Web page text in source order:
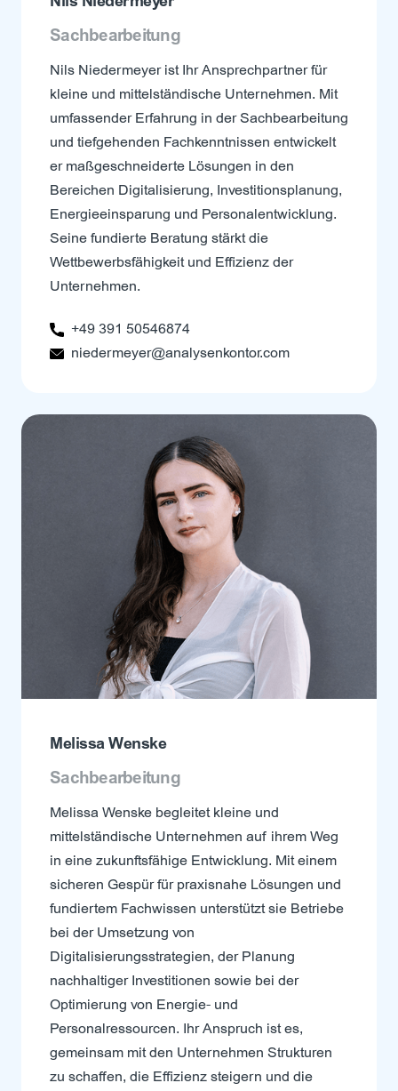
Sachbearbeitung
Nils Niedermeyer ist Ihr Ansprechpartner für
kleine und mittelständische Unternehmen. Mit
umfassender Erfahrung in der Sachbearbeitung
und tiefgehenden Fachkenntnissen entwickelt
er maßgeschneiderte Lösungen in den
Bereichen Digitalisierung, Investitionsplanung,
Energieeinsparung und Personalentwicklung.
Seine fundierte Beratung stärkt die
Wettbewerbsfähigkeit und Effizienz der
Unternehmen.
+49 391 50546874
niedermeyer@analysenkontor.com
Melissa Wenske
Sachbearbeitung
Melissa Wenske begleitet kleine und
mittelständische Unternehmen auf ihrem Weg
in eine zukunftsfähige Entwicklung. Mit einem
sicheren Gespür für praxisnahe Lösungen und
fundiertem Fachwissen unterstützt sie Betriebe
bei der Umsetzung von
Digitalisierungsstrategien, der Planung
nachhaltiger Investitionen sowie bei der
Optimierung von Energie- und
Personalressourcen. Ihr Anspruch ist es,
gemeinsam mit den Unternehmen Strukturen
zu schaffen, die Effizienz steigern und die